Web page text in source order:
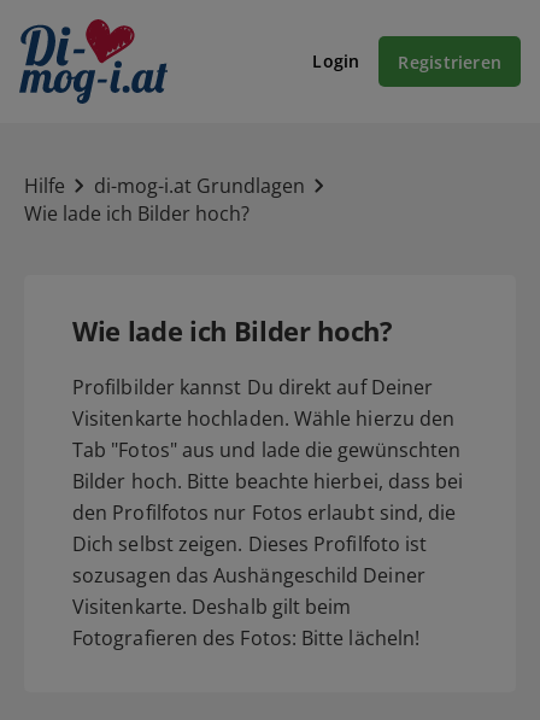
Login Registrieren
Hilfe
di-mog-i.at Grundlagen
Wie lade ich Bilder hoch?
Wie lade ich Bilder hoch?
Profilbilder kannst Du direkt auf Deiner
Visitenkarte hochladen. Wähle hierzu den
Tab "Fotos" aus und lade die gewünschten
Bilder hoch. Bitte beachte hierbei, dass bei
den Profilfotos nur Fotos erlaubt sind, die
Dich selbst zeigen. Dieses Profilfoto ist
sozusagen das Aushängeschild Deiner
Visitenkarte. Deshalb gilt beim
Fotografieren des Fotos: Bitte lächeln!